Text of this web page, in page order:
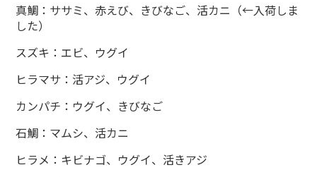
真鯛：ササミ、赤えび、きびなご、活カニ（←入荷しま
した）
スズキ：エビ、ウグイ
ヒラマサ：活アジ、ウグイ
カンパチ：ウグイ、きびなご
石鯛：マムシ、活カニ
ヒラメ：キビナゴ、ウグイ、活きアジ